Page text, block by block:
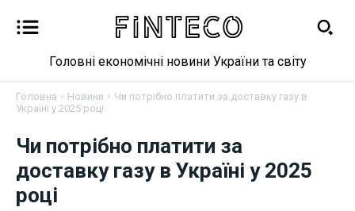
Новини
Бізнес
Головні економічні новини України та світу
Головна Новини
Чи потрібно платити за доставку газу в
Україні у 2025 році
Чи потрібно платити за
доставку газу в Україні у 2025
році